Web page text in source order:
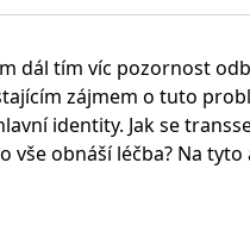
dál tím víc pozornost
zájmem o tuto
identity. Jak se
vše obnáší léčba? Na
které systém přijímá, a zajištění
Platnosť končí